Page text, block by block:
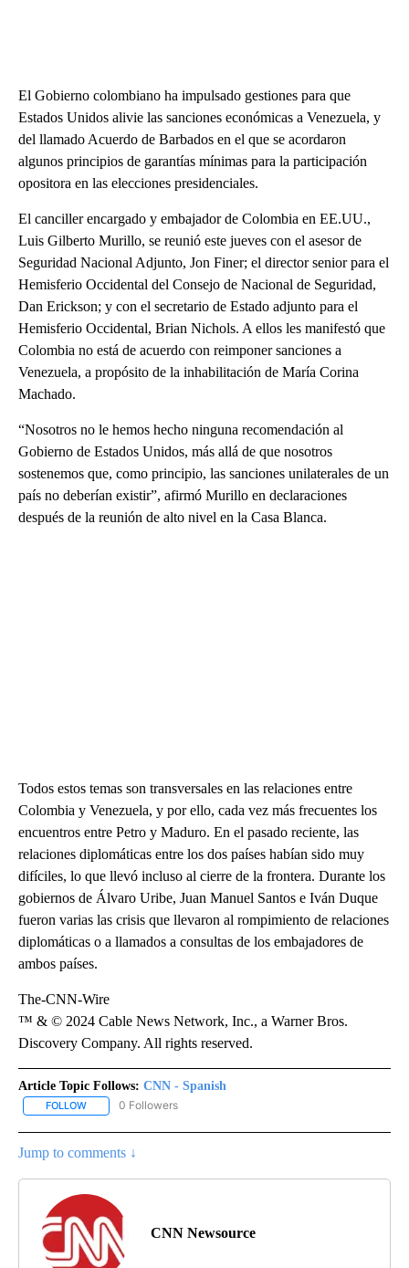
El Gobierno colombiano ha impulsado gestiones para que
Estados Unidos alivie las sanciones económicas a Venezuela, y
del llamado Acuerdo de Barbados en el que se acordaron
algunos principios de garantías mínimas para la participación
opositora en las elecciones presidenciales.
El canciller encargado y embajador de Colombia en EE.UU.,
Luis Gilberto Murillo, se reunió este jueves con el asesor de
Seguridad Nacional Adjunto, Jon Finer; el director senior para el
Hemisferio Occidental del Consejo de Nacional de Seguridad,
Dan Erickson; y con el secretario de Estado adjunto para el
Hemisferio Occidental, Brian Nichols. A ellos les manifestó que
Colombia no está de acuerdo con reimponer sanciones a
Venezuela, a propósito de la inhabilitación de María Corina
Machado.
“Nosotros no le hemos hecho ninguna recomendación al
Gobierno de Estados Unidos, más allá de que nosotros
sostenemos que, como principio, las sanciones unilaterales de un
país no deberían existir”, afirmó Murillo en declaraciones
después de la reunión de alto nivel en la Casa Blanca.
Todos estos temas son transversales en las relaciones entre
Colombia y Venezuela, y por ello, cada vez más frecuentes los
encuentros entre Petro y Maduro. En el pasado reciente, las
relaciones diplomáticas entre los dos países habían sido muy
difíciles, lo que llevó incluso al cierre de la frontera. Durante los
gobiernos de Álvaro Uribe, Juan Manuel Santos e Iván Duque
fueron varias las crisis que llevaron al rompimiento de relaciones
diplomáticas o a llamados a consultas de los embajadores de
ambos países.
The-CNN-Wire
™ & © 2024 Cable News Network, Inc., a Warner Bros.
Discovery Company. All rights reserved.
Article Topic Follows: CNN - Spanish
FOLLOW FOLLOW "CNN - SPANISH" TO RECEIVE NOTIFICATIONS ABOUT
0 Followers
Jump to comments ↓
CNN Newsource